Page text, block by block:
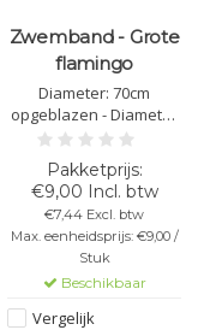
Zwemband - Grote
flamingo
Diameter: 70cm
opgeblazen - Diameter
binnenband: 33cm
opgeblazen - Hoogte
66cm opgeblazen -
Gemakkelijk en snel op
te blazen - Materiaal:
PVC
€9,00 Incl. btw
€7,44 Excl. btw
Max. eenheidsprijs: €9,00 /
Stuk
Beschikbaar
Vergelijk